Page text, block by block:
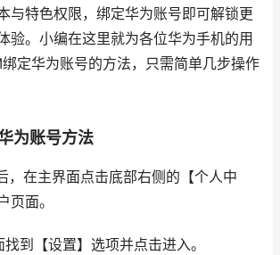
与特色权限，绑定华为账号即可解锁更
验。小编在这里就为各位华为手机的用
定华为账号的方法，只需简单几步操作
为账号方法
，在主界面点击底部右侧的【个人中
页面。
到【设置】选项并点击进入。